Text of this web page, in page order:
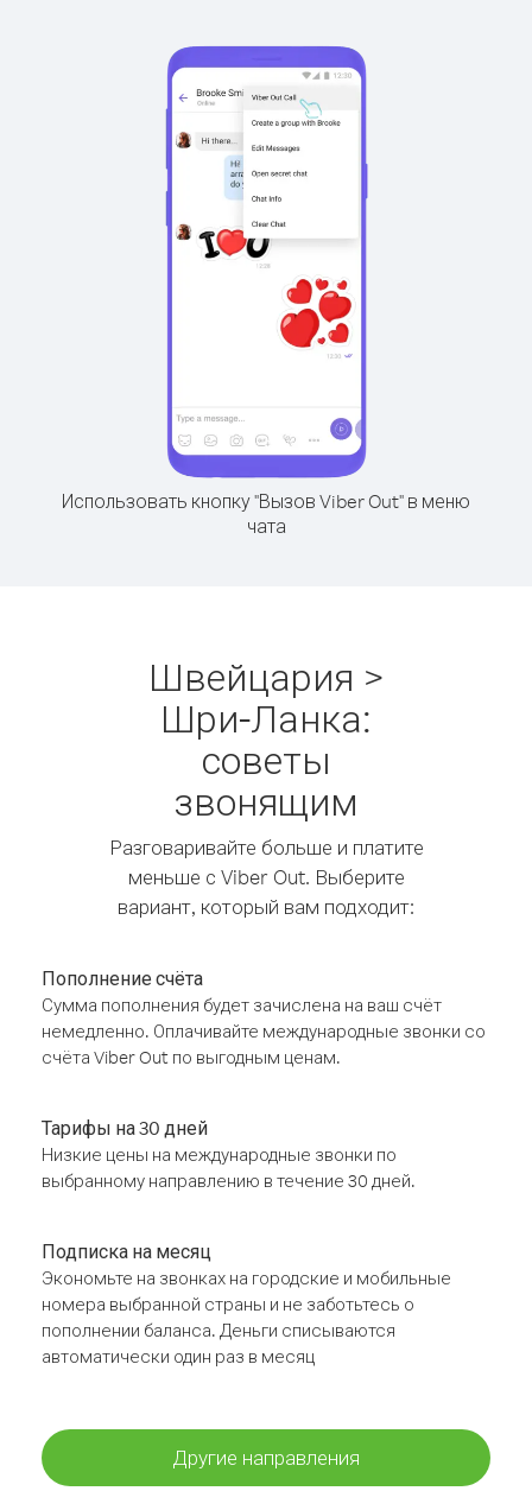
Использовать кнопку "Вызов Viber Out" в меню
чата
Швейцария >
Шри-Ланка:
советы
звонящим
Разговаривайте больше и платите
меньше с Viber Out. Выберите
вариант, который вам подходит:
Пополнение счёта
Сумма пополнения будет зачислена на ваш счёт
немедленно. Оплачивайте международные звонки со
счёта Viber Out по выгодным ценам.
Тарифы на 30 дней
Низкие цены на международные звонки по
выбранному направлению в течение 30 дней.
Подписка на месяц
Экономьте на звонках на городские и мобильные
номера выбранной страны и не заботьтесь о
пополнении баланса. Деньги списываются
автоматически один раз в месяц
Другие направления